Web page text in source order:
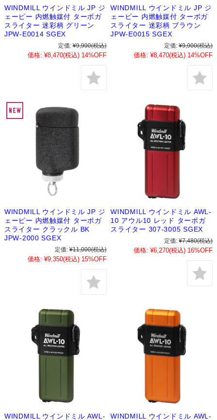
WINDMILL ウインドミル JP ジ
ェーピー 内燃触媒付 ターボガ
スライター 迷彩柄 グリーン
JPW-E0014 SGEX
定価: ¥9,900(税込)
価格: ¥8,470(税込) 14%OFF
WINDMILL ウインドミル JP ジ
ェーピー 内燃触媒付 ターボガ
スライター 迷彩柄 ブラウン
JPW-E0015 SGEX
定価: ¥9,900(税込)
価格: ¥8,470(税込) 14%OFF
WINDMILL ウインドミル JP ジ
ェーピー 内燃触媒付 ターボガ
スライター クラックル BK
JPW-2000 SGEX
定価: ¥11,000(税込)
価格: ¥9,350(税込) 15%OFF
WINDMILL ウインドミル AWL-
10 アウル10 レッド ターボガ
スライター 307-3005 SGEX
定価: ¥7,480(税込)
価格: ¥6,270(税込) 16%OFF
WINDMILL ウインドミル AWL- WINDMILL ウインドミル AWL-